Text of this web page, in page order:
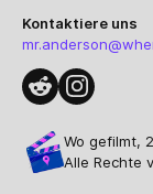
Kontaktiere uns
Wo gefilmt,
Alle Rechte